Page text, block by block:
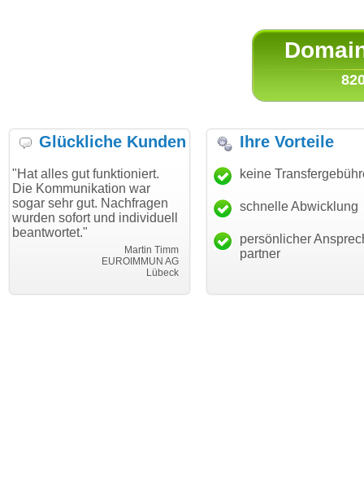
Glückliche Kunden
funktioniert.
war
gut. Nachfragen
und individuell
EUROIMMUN AG
"Danke für den schnellen
Transfer und guten Service!"
Thomas Schäfer
i can eckert communication GmbH
"Ich bin
haben.
mein
Ihre Vorteile
keine
schnelle Abwicklung
persönlicher
partner